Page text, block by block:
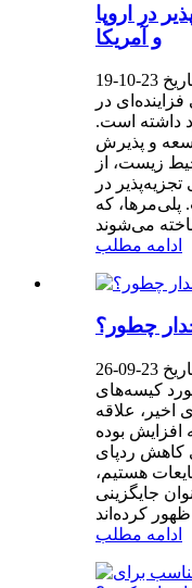
در اروپا
و آمریکا
19
در
داشته است.
و پذیرش
زیست، از
در
که
ادامه مطلب
چطور؟
26
کیسه‌های
علاقه
افزایش بوده
کاهش ردپای
هستیم،
جایگزینی
ادامه مطلب